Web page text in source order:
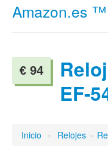
Amazon.es ™
€ 94
EF-
Inicio » Relojes »